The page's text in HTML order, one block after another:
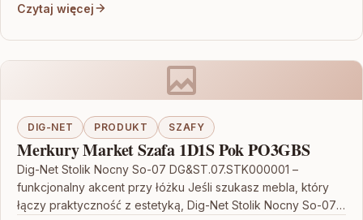
Czytaj więcej
DIG-NET PRODUKT SZAFY
Merkury Market Szafa 1D1S Pok PO3GBS
Dig-Net Stolik Nocny So-07 DG&ST.07.STK000001 –
funkcjonalny akcent przy łóżku Jeśli szukasz mebla, który
łączy praktyczność z estetyką, Dig-Net Stolik Nocny So-07